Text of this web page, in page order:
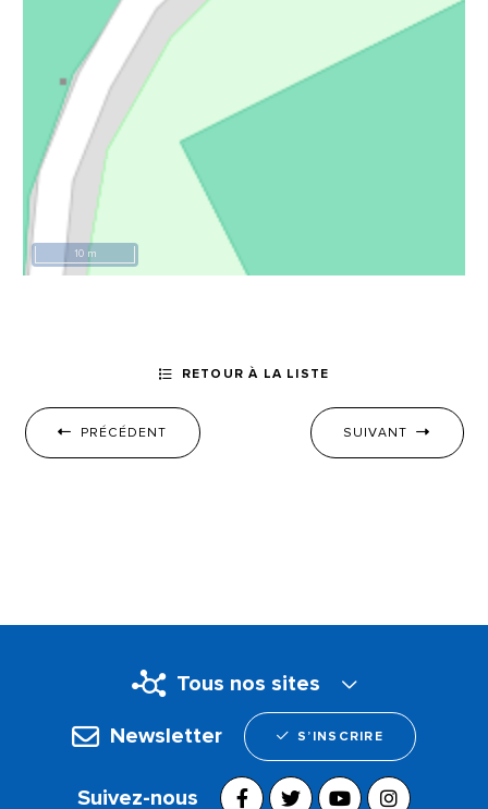
10 m
PRÉCÉDENT
RETOUR À LA LISTE
SUIVANT
Tous nos sites
Newsletter S’INSCRIRE
Suivez-nous